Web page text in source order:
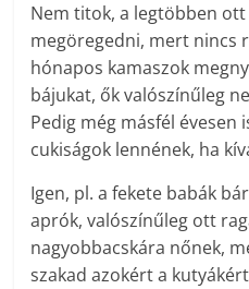
Nem titok, a legtöbben
megöregedni, mert nincs
hónapos kamaszok
bájukat, ők valószínűleg
Pedig még másfél évesen
cukiságok lennének, ha
Igen, pl. a fekete babák
aprók, valószínűleg ott
nagyobbacskára nőnek,
szakad azokért a